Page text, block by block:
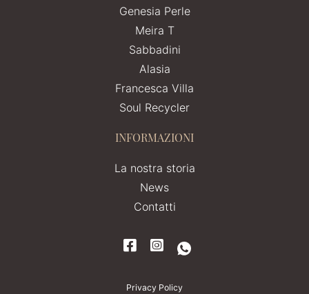
Genesia Perle
Meira T
Sabbadini
Alasia
Francesca Villa
Soul Recycler
INFORMAZIONI
La nostra storia
News
Contatti
Privacy Policy